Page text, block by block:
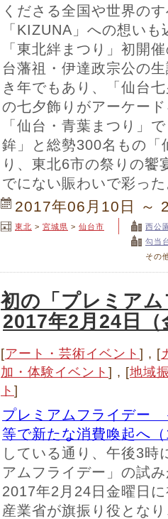
くださる全国や世界の
「KIZUNA」への想い
「東北絆まつり」初開
台藩祖・伊達政宗公の
き年でもあり、「仙台
の七夕飾りがアーケー
「仙台・青葉まつり」
鉾」と総勢300名もの「
り、東北6市の祭りの饗
でにない賑わいで彩っ
2017年06月10日 ～
東北 > 宮城県 > 仙台市
西公
勾当
その
初の「プレミア
2017年2月24日
[アート・芸術イベント ] , [
加・体験イベント ] , [地域
ト ]
プレミアムフライデー
等で新たな消費喚起へ
している通り、午後3時
アムフライデー」の試
2017年2月24日金曜日
産業省が旗振り役とな